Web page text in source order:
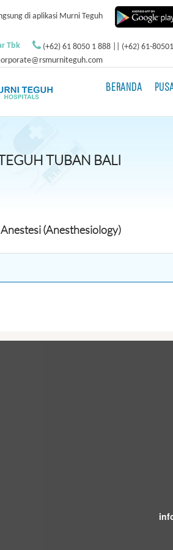
di aplikasi Murni Teguh
Tbk (+62) 61 8050 1 888 || (+62) 61-
BERANDA
TUBAN BALI
Anestesi (Anesthesiology)